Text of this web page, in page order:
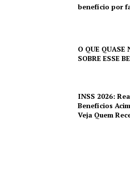
benefício por
O QUE
SOBRE ESSE
INSS 2026:
Benefícios
Veja Quem